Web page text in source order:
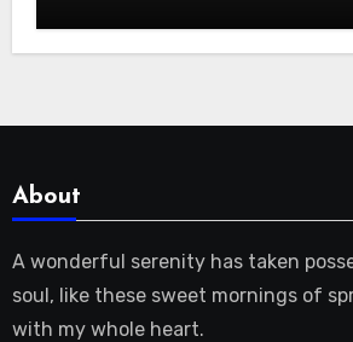
About
A wonderful serenity has taken
soul, like these sweet mornings of
with my whole heart.